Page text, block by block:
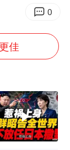
央视新主播李秋莹母校发文祝贺
国足U17与阿森纳决赛取消 并列冠军
总书记点赞的非遗苗绣焕发新生机
0
佳